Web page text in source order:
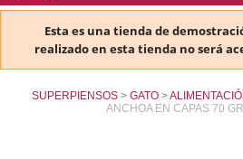
Esta es una tienda de
realizado en esta tienda no será
SUPERPIENSOS GATO
ANCHOA EN CAPAS 70